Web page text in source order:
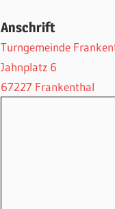
Anschrift
Turngemeinde
Jahnplatz 6
67227 Frankenthal